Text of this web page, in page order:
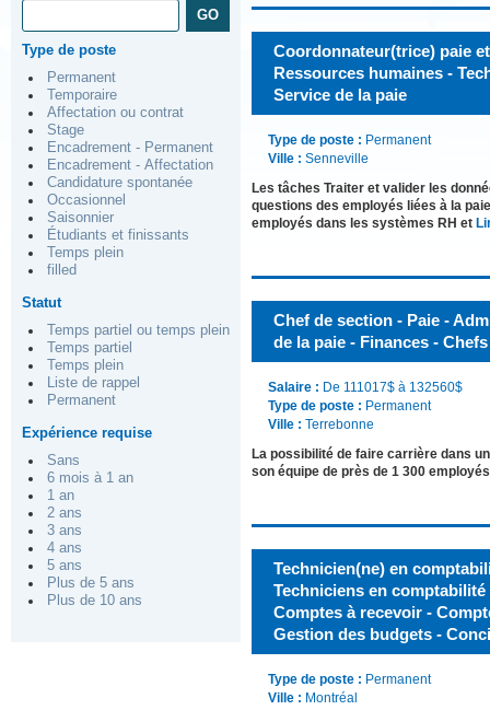
Type de poste
Permanent
Temporaire
Affectation ou contrat
Stage
Encadrement - Permanent
Encadrement - Affectation
Candidature spontanée
Occasionnel
Saisonnier
Étudiants et finissants
Temps plein
filled
Statut
Temps partiel ou temps plein
Temps partiel
Temps plein
Liste de rappel
Permanent
Expérience requise
Sans
6 mois à 1 an
1 an
2 ans
3 ans
4 ans
5 ans
Plus de 5 ans
Plus de 10 ans
Coordonnateur(trice) paie
Ressources humaines -
Service de la paie
Type de poste : Permanent
Ville : Senneville
Les tâches Traiter et valider les
questions des employés liées à la
employés dans les systèmes RH et
Chef de section - Paie -
de la paie - Finances -
Salaire : De 111017$ à 132560$
Type de poste : Permanent
Ville : Terrebonne
La possibilité de faire carrière dans
son équipe de près de 1 300
Technicien(ne) en
Techniciens en
Comptes à recevoir -
Gestion des budgets -
Type de poste : Permanent
Ville : Montréal